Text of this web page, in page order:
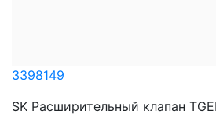
3398149
SK Расширительный клапан